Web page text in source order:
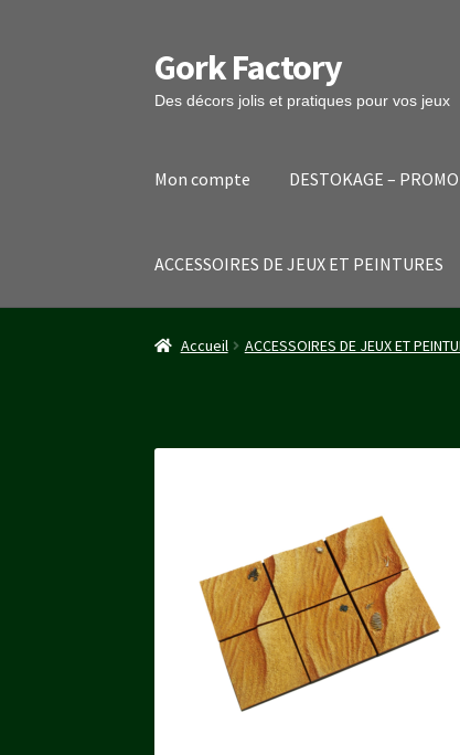
Aller
à
la
Aller
au
contenu
Gork Factory
Des décors jolis et pratiques pour vos jeux
Mon compte DESTOKAGE – PROMO
ACCESSOIRES DE JEUX ET PEINTURES
Accueil CGV Mon compte Panier Stripe
Accueil ACCESSOIRES DE JEUX ET